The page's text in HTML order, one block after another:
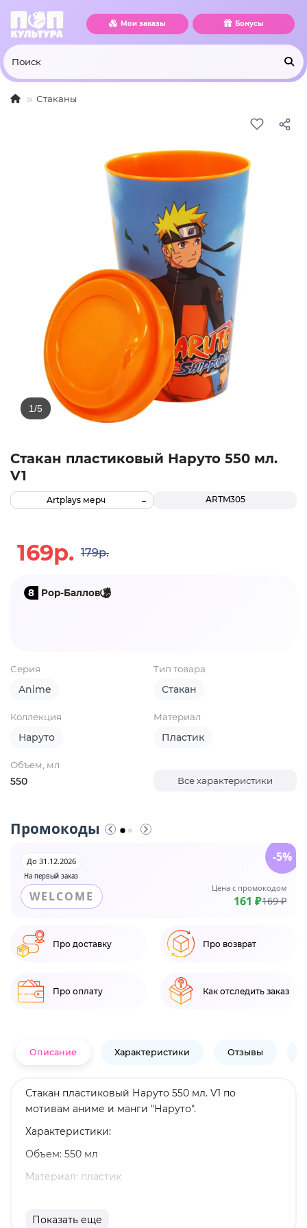
Мои заказы Бонусы
Стаканы
Стакан пластиковый Наруто 550 мл.
V1
ARTM305
Artplays мерч
169р. 179р.
8 Pop-Баллов
Серия
Anime
Тип товара
Стакан
Коллекция
Наруто
Материал
Пластик
Объем, мл
550 Все характеристики
Промокоды
На первый заказ
До 31.12.2026
WELCOME
Цена с промокодом
161 ₽169 ₽
-5%
Про доставку Про возврат
Про оплату Как отследить заказ
Описание Характеристики Отзывы
Стакан пластиковый Наруто 550 мл. V1 по
мотивам аниме и манги "Наруто".
Характеристики:
Объем: 550 мл
Материал: пластик
продукт
Показать еще